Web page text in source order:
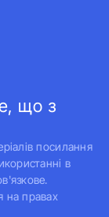
що з
посилання
в
на правах